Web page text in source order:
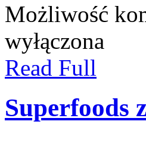
Możliwość
wyłączona
Read Full
Superfoods